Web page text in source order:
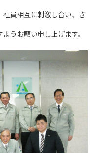
員相互に刺激し合い、さ
うお願い申し上げます。